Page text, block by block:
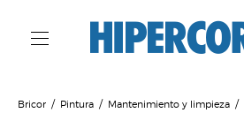
Bricor Pintura Mantenimiento y limpieza